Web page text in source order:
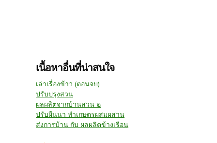
เนื้อหาอื่นที่น่าสนใจ
เล่าเรื่องข้าว (ตอนจบ)
ปรับปรุงสวน
ผลผลิตจากบ้านสวน ๒
ปรับผืนนา ทำเกษตรผสมผสาน
ส่งการบ้าน กับ ผลผลิตข้างเรือน